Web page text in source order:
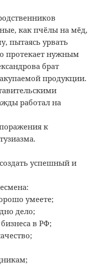
как пчёлы на мёд,
пытаясь урвать
протекает нужным
брат
продукции.
работал на
к
успешный и
умеете;
дело;
в РФ;